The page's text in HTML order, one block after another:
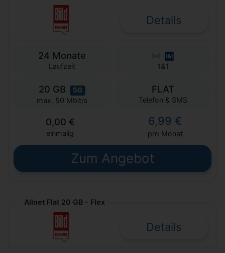
Details
24 Monate
Laufzeit 1&1
20 GB 5G
max. 50 Mbit/s
FLAT
Telefon & SMS
0,00 €
einmalig
6,99 €
pro Monat
Zum Angebot
Allnet Flat 20 GB - Flex
Details